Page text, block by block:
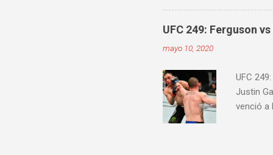
UFC 249: Ferguson
mayo 10, 2020
UFC
Justin
venció a